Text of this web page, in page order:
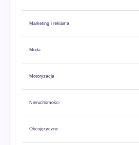
Marketing i reklama
Moda
Motoryzacja
Nieruchomości
Obcojęzyczne